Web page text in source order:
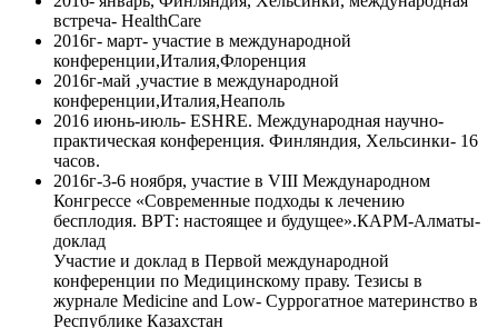
встреча- HealthCare
2016г- март- участие в международной
конференции,Италия,Флоренция
2016г-май ,участие в международной
конференции,Италия,Неаполь
2016 июнь-июль- ESHRE. Международная научно-
практическая конференция. Финляндия, Хельсинки- 16
часов.
2016г-3-6 ноября, участие в VIII Международном
Конгрессе «Современные подходы к лечению
бесплодия. ВРТ: настоящее и будущее».КАРМ-Алматы-
доклад
Участие и доклад в Первой международной
конференции по Медицинскому праву. Тезисы в
журнале Medicine and Low- Суррогатное материнство в
Республике Казахстан